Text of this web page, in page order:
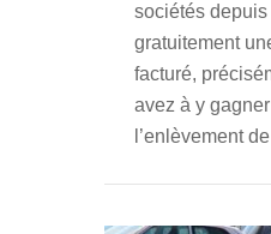
sociétés
gratuitement
facturé,
avez à y
l’enlèvement